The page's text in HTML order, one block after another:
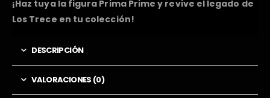
¡Haz tuya la figura Prima Prime y revive el legado de
Los Trece en tu colección!
DESCRIPCIÓN
VALORACIONES (0)